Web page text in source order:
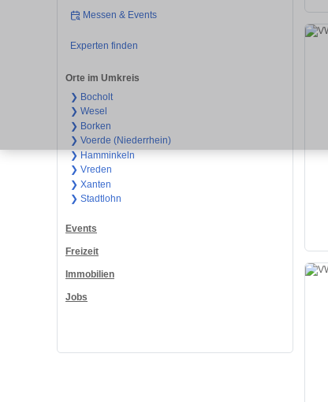
Messen & Events
Experten finden
Orte im Umkreis
❯ Bocholt
❯ Wesel
❯ Borken
❯ Voerde (Niederrhein)
❯ Hamminkeln
❯ Vreden
❯ Xanten
❯ Stadtlohn
Events
Freizeit
Immobilien
Jobs